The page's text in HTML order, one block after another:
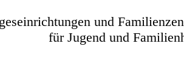
und
für Jugend und